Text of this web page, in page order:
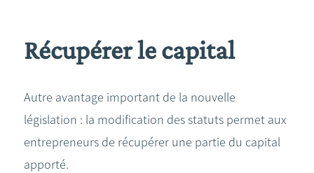
Récupérer le capital
Autre avantage important de la nouvelle
législation : la modification des statuts permet aux
entrepreneurs de récupérer une partie du capital
apporté.